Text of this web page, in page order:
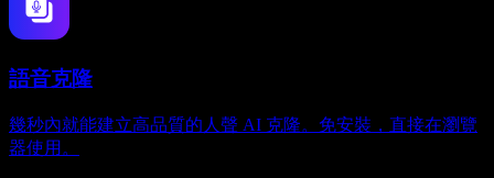
語音克隆
幾秒內就能建立高品質的人聲 AI 克隆。免安裝，直接在瀏覽
器使用。